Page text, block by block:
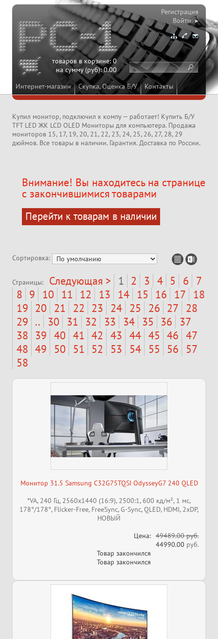
Интернет-магазин Скупка, Оценка Б/У Контакты
товаров в корзине:0
на сумму (руб):0.00
Регистрация
Войти ▸
Купил монитор, подключил к компу — работает! Купить Б/У
TFT LED ЖК LCD OLED Мониторы для компьютера. Продажа
мониторов 15, 17, 19, 20, 21, 22, 23, 24, 25, 26, 27, 28, 29
дюймов. Все товары в наличии. Гарантия. Доставка по России.
Внимание! Вы находитесь на странице
с закончившимися товарами
Сортировка:
Страницы: Следующая > 1 2 3 4 5 6
7
8 9 10 11 12 13 14 15 16 17
18
19 20 21 22 23 24 25 26 27
28
29 .. 30 31 32 33 34 35 36
37
38
39 40 41 42 43 44 45 46 47
48 49 50 51 52 53 54 55 56
57
58
Монитор 31.5 Samsung C32G75TQSI OdysseyG7 240 QLED
*VA, 240 Гц, 2560x1440 (16:9), 2500:1, 600 кд/м², 1 мс,
178°/178°, Flicker-Free, FreeSync, G-Sync, QLED, HDMI, 2xDP,
НОВЫЙ
Цена: 49489.00 руб.
44990.00 руб.
Товар закончился
Товар закончился